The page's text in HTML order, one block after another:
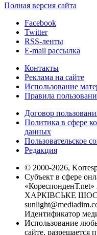
Полная версия сайта
Facebook
Twitter
RSS-ленты
E-mail рассылка
Контакты
Реклама на сайте
Использование
Правила
Договор
Политика в сфере
данных
Пользовательское
Редакция
© 2000-2026,
Субъект в сфере
«КореспонденТ.net»
ХАРКІВСЬКЕ ШОСЕ,
Идентификатор
Использование
сайте, разрешается